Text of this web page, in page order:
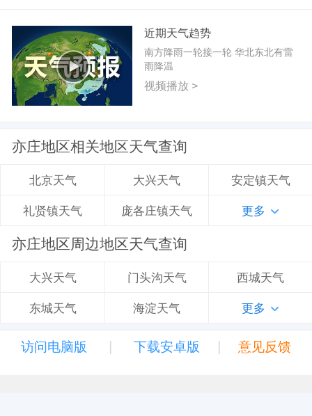
近期天气趋势
南方降雨一轮接一轮 华北东北有雷
雨降温
视频播放 >
亦庄地区相关地区天气查询
北京天气 大兴天气 安定镇天气
礼贤镇天气 庞各庄镇天气 更多
亦庄地区周边地区天气查询
大兴天气 门头沟天气 西城天气
东城天气 海淀天气 更多
访问电脑版 | 下载安卓版 | 意见反馈